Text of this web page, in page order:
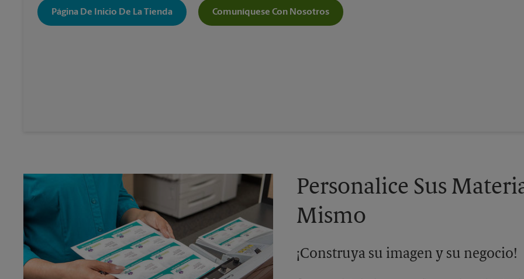
Página De Inicio De La Tienda Comuníquese Con Nosotros
Personalice Sus
Mismo
¡Construya su imagen y su negocio!